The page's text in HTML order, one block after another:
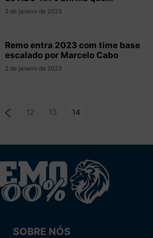
2 de janeiro de 2023
Remo entra 2023 com time base
escalado por Marcelo Cabo
2 de janeiro de 2023
12 13 14
SOBRE NÓS